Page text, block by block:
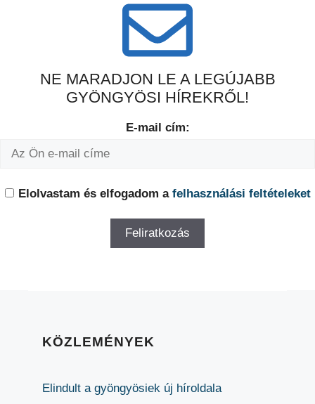
NE MARADJON LE A LEGÚJABB
GYÖNGYÖSI HÍREKRŐL!
E-mail cím:
Elolvastam és elfogadom a felhasználási feltételeket
KÖZLEMÉNYEK
Elindult a gyöngyösiek új híroldala